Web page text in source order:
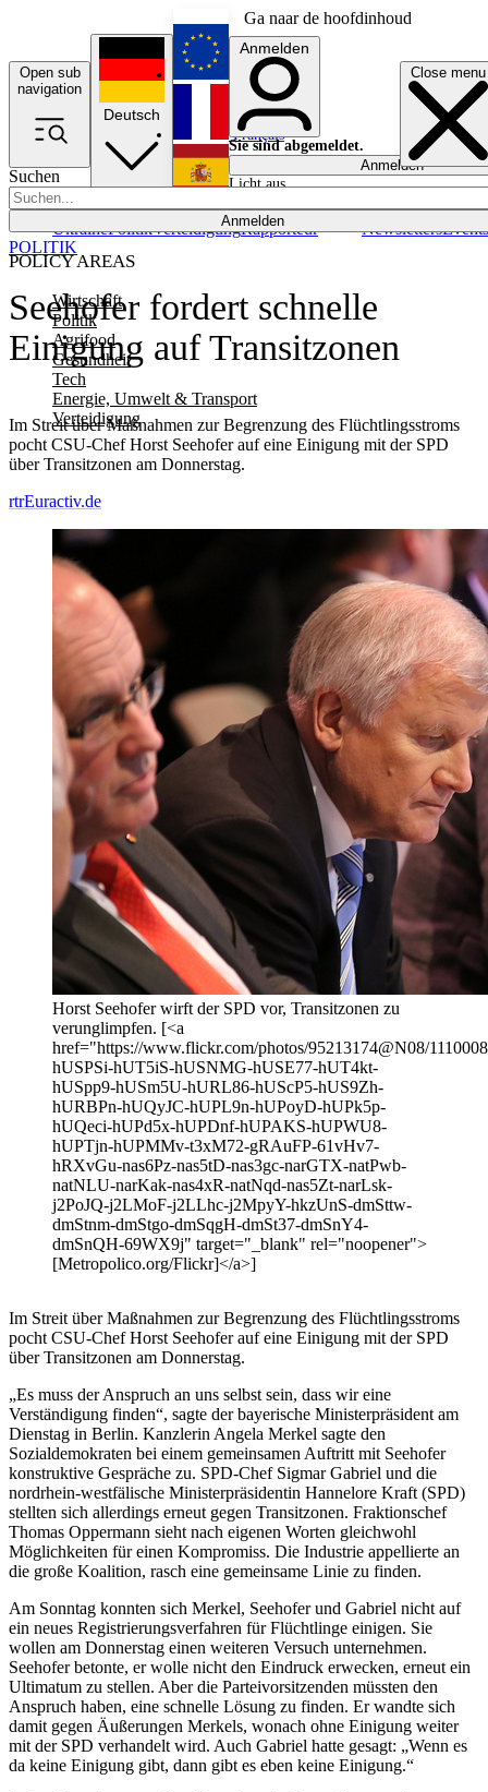
Ga naar de hoofdinhoud
Open sub
navigation
Close menu
Suchen
Anmelden
POLICY AREAS
Wirtschaft
Politik
Agrifood
Gesundheit
Tech
Energie, Umwelt & Transport
Verteidigung
UkrainePolitikVerteidigungRapporteur NewslettersEvents
Deutsch
English
Français
Anmelden
Sie sind abgemeldet.
Anmelden
Licht aus
Seehofer fordert schnelle
Einigung auf Transitzonen
Im Streit über Maßnahmen zur Begrenzung des Flüchtlingsstroms
pocht CSU-Chef Horst Seehofer auf eine Einigung mit der SPD
über Transitzonen am Donnerstag.
POLITIK
rtrEuractiv.de
Horst Seehofer wirft der SPD vor, Transitzonen zu
verunglimpfen. [<a
href="https://www.flickr.com/photos/95213174@N08/
hUSPSi-hUT5iS-hUSNMG-hUSE77-hUT4kt-
hUSpp9-hUSm5U-hURL86-hUScP5-hUS9Zh-
hURBPn-hUQyJC-hUPL9n-hUPoyD-hUPk5p-
hUQeci-hUPd5x-hUPDnf-hUPAKS-hUPWU8-
hUPTjn-hUPMMv-t3xM72-gRAuFP-61vHv7-
hRXvGu-nas6Pz-nas5tD-nas3gc-narGTX-natPwb-
natNLU-narKak-nas4xR-natNqd-nas5Zt-narLsk-
j2PoJQ-j2LMoF-j2LLhc-j2MpyY-hkzUnS-dmSttw-
dmStnm-dmStgo-dmSqgH-dmSt37-dmSnY4-
dmSnQH-69WX9j" target="_blank" rel="noopener">
[Metropolico.org/Flickr]</a>]
Im Streit über Maßnahmen zur Begrenzung des Flüchtlingsstroms
pocht CSU-Chef Horst Seehofer auf eine Einigung mit der SPD
über Transitzonen am Donnerstag.
„Es muss der Anspruch an uns selbst sein, dass wir eine
Verständigung finden“, sagte der bayerische Ministerpräsident am
Dienstag in Berlin. Kanzlerin Angela Merkel sagte den
Sozialdemokraten bei einem gemeinsamen Auftritt mit Seehofer
konstruktive Gespräche zu. SPD-Chef Sigmar Gabriel und die
nordrhein-westfälische Ministerpräsidentin Hannelore Kraft (SPD)
stellten sich allerdings erneut gegen Transitzonen. Fraktionschef
Thomas Oppermann sieht nach eigenen Worten gleichwohl
Möglichkeiten für einen Kompromiss. Die Industrie appellierte an
die große Koalition, rasch eine gemeinsame Linie zu finden.
Am Sonntag konnten sich Merkel, Seehofer und Gabriel nicht auf
ein neues Registrierungsverfahren für Flüchtlinge einigen. Sie
wollen am Donnerstag einen weiteren Versuch unternehmen.
Seehofer betonte, er wolle nicht den Eindruck erwecken, erneut ein
Ultimatum zu stellen. Aber die Parteivorsitzenden müssten den
Anspruch haben, eine schnelle Lösung zu finden. Er wandte sich
damit gegen Äußerungen Merkels, wonach ohne Einigung weiter
mit der SPD verhandelt wird. Auch Gabriel hatte gesagt: „Wenn es
da keine Einigung gibt, dann gibt es eben keine Einigung.“